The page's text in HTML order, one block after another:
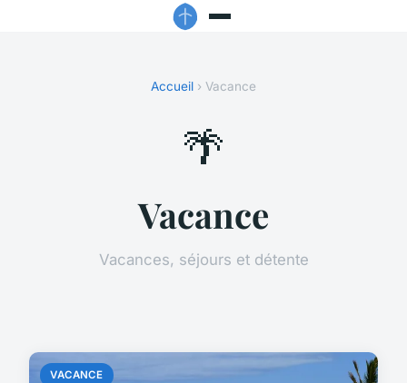
Accueil › Vacance
🌴
Vacance
Vacances, séjours et détente
VACANCE